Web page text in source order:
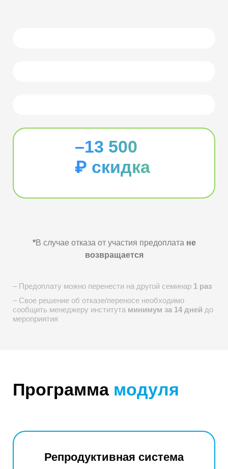
–13 500
₽ скидка
*В случае отказа от участия предоплата не
возвращается
– Предоплату можно перенести на другой семинар 1 раз
– Свое решение об отказе/переносе необходимо
сообщить менеджеру института минимум за 14 дней до
мероприятия
Программа модуля
Репродуктивная система